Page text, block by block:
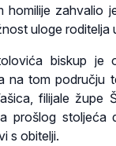
homilije zahvalio
uloge roditelja
biskup je
na tom
filijale župe
prošlog
s obitelji.